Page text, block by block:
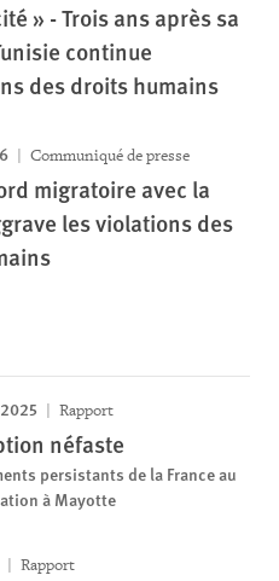
» - Trois ans après sa
continue
des droits humains
Communiqué de presse
migratoire avec la
les violations des
Rapport
néfaste
persistants de la France au
à Mayotte
Rapport